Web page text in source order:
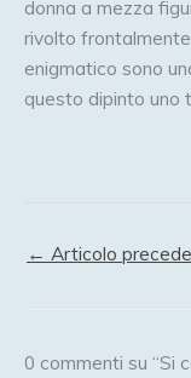
donna a mezza
rivolto
enigmatico sono
questo dipinto uno
← Articolo
0 commenti su “Si